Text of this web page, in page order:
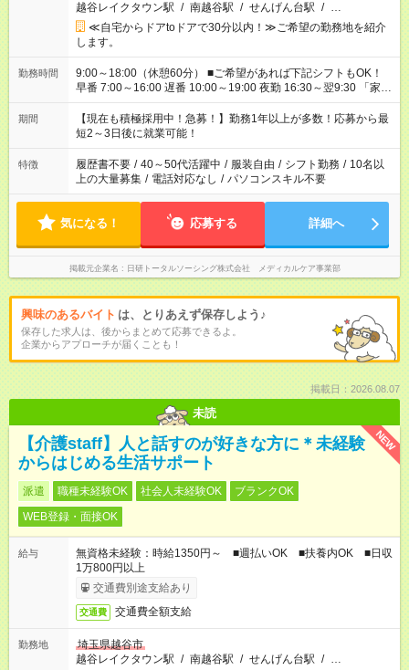
越谷レイクタウン駅 / 南越谷駅 / せんげん台駅 / …
≪自宅からドアtoドアで30分以内！≫ご希望の勤務地を紹介
します。
勤務時間
9:00～18:00（休憩60分） ■ご希望があれば下記シフトもOK！
早番 7:00～16:00 遅番 10:00～19:00 夜勤 16:30～翌9:30 「家族
と休みを合わせたい」 「余裕を持って夕飯の準備がしたい」
「できれば残業はしたくない」 など、ご希望を教えてください
ね。 ※Wワーク希望の方へ 今ご覧のお仕事で希望する勤務時間
と、もう1つのお仕事の勤務時間。 合計で週40時間を超える場
合は応募できません。
期間
【現在も積極採用中！急募！】勤務1年以上が多数！応募から最
短2～3日後に就業可能！
特徴 履歴書不要 / 40～50代活躍中 / 服装自由 / シフト勤務 / 10名以
上の大量募集 / 電話対応なし / パソコンスキル不要
気になる！ 応募する 詳細へ
掲載元企業名 日研トータルソーシング株式会社 メディカルケア事業部
興味のあるバイト は、とりあえず保存しよう♪
保存した求人は、後からまとめて応募できるよ。
企業からアプローチが届くことも！
掲載日：2026.08.07
未読
NEW
【介護staff】人と話すのが好きな方に＊未経験
からはじめる生活サポート
派遣 職種未経験OK 社会人未経験OK
ブランクOK
WEB登録・面接OK
給与
無資格未経験：時給1350円～ ■週払いOK ■扶養内OK ■日収
1万800円以上
交通費別途支給あり
交通費 交通費全額支給
勤務地
埼玉県越谷市
越谷レイクタウン駅 / 南越谷駅 / せんげん台駅 / …